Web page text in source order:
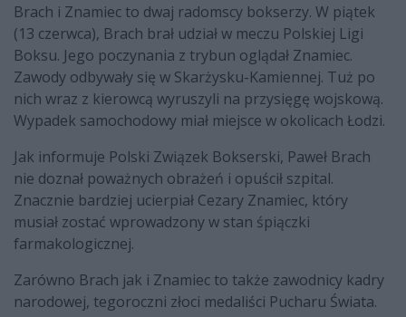
Brach i Znamiec to dwaj radomscy bokserzy. W piątek
(13 czerwca), Brach brał udział w meczu Polskiej Ligi
Boksu. Jego poczynania z trybun oglądał Znamiec.
Zawody odbywały się w Skarżysku-Kamiennej. Tuż po
nich wraz z kierowcą wyruszyli na przysięgę wojskową.
Wypadek samochodowy miał miejsce w okolicach Łodzi.
Jak informuje Polski Związek Bokserski, Paweł Brach
nie doznał poważnych obrażeń i opuścił szpital.
Znacznie bardziej ucierpiał Cezary Znamiec, który
musiał zostać wprowadzony w stan śpiączki
farmakologicznej.
Zarówno Brach jak i Znamiec to także zawodnicy kadry
narodowej, tegoroczni złoci medaliści Pucharu Świata.